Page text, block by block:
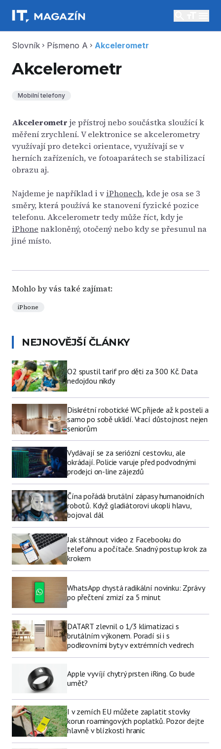
Slovník chevron_right Písmeno A chevron_right Akcelerometr
Akcelerometr
Mobilní telefony
Akcelerometr je přístroj nebo součástka sloužící k
měření zrychlení. V elektronice se akcelerometry
využívají pro detekci orientace, využívají se v
herních zařízeních, ve fotoaparátech se stabilizací
obrazu aj.
Najdeme je například i v iPhonech, kde je osa se 3
směry, která používá ke stanovení fyzické pozice
telefonu. Akcelerometr tedy může říct, kdy je
iPhone nakloněný, otočený nebo kdy se přesunul na
jiné místo.
Mohlo by vás také zajímat:
iPhone
NEJNOVĚJŠÍ ČLÁNKY
O2 spustil tarif pro děti za 300 Kč. Data
nedojdou nikdy
Diskrétní robotické WC přijede až k posteli a
samo po sobě uklidí. Vrací důstojnost nejen
seniorům
Vydávají se za seriózní cestovku, ale
okrádají. Policie varuje před podvodnými
prodejci on-line zájezdů
Čína pořádá brutální zápasy humanoidních
robotů. Když gladiátorovi ukopli hlavu,
bojoval dál
Jak stáhnout video z Facebooku do
telefonu a počítače. Snadný postup krok za
krokem
WhatsApp chystá radikální novinku: Zprávy
po přečtení zmizí za 5 minut
DATART zlevnil o 1/3 klimatizaci s
brutálním výkonem. Poradí si i s
podkrovními byty v extrémních vedrech
Apple vyvíjí chytrý prsten iRing. Co bude
umět?
I v zemích EU můžete zaplatit stovky
korun roamingových poplatků. Pozor dejte
hlavně v blízkosti hranic